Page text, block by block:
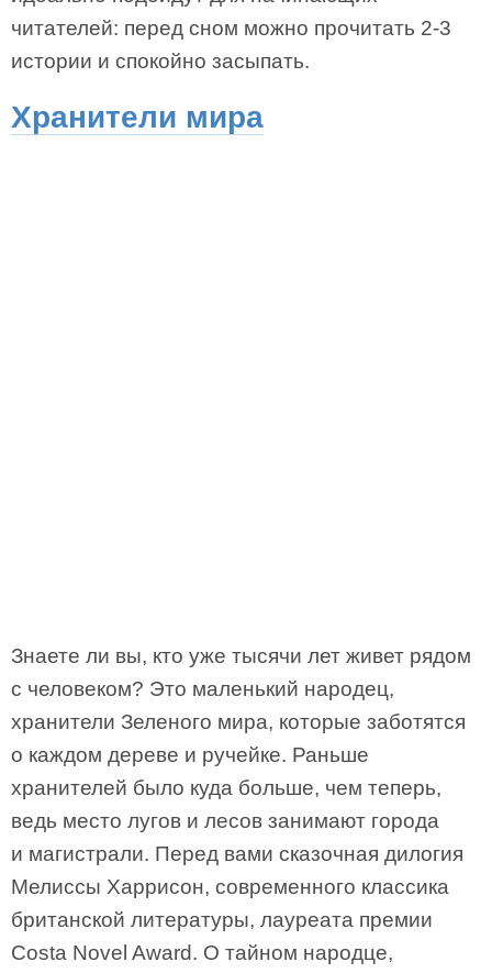
читателей: перед сном можно прочитать 2-3
истории и спокойно засыпать.
Хранители мира
Знаете ли вы, кто уже тысячи лет живет рядом
с человеком? Это маленький народец,
хранители Зеленого мира, которые заботятся
о каждом дереве и ручейке. Раньше
хранителей было куда больше, чем теперь,
ведь место лугов и лесов занимают города
и магистрали. Перед вами сказочная дилогия
Мелиссы Харрисон, современного классика
британской литературы, лауреата премии
Costa Novel Award. О тайном народце,